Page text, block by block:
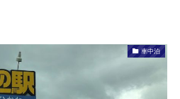
車中泊